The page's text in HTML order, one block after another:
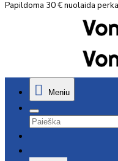
Papildoma 30 € nuolaida
Meniu